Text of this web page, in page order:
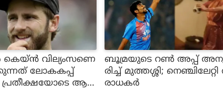
വില്യംസണെ
ലോകകപ്പ്
ആ
ബൂമ്രയുടെ റൺ അപ്പ്
രിച്ച് മുത്തശ്ശി;
രാധകർ